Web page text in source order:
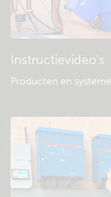
Instructievideo's
Producten en